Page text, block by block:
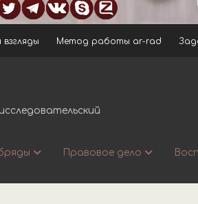
Метод работы ar-rad
Правовое дело